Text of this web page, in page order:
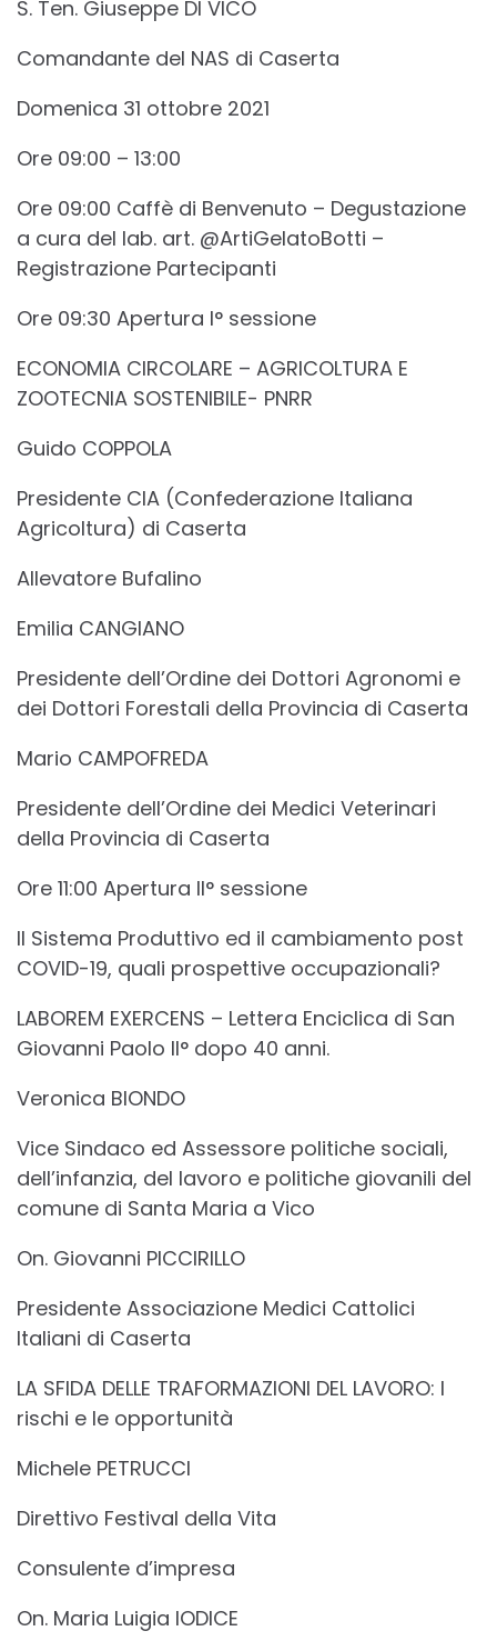
S. Ten. Giuseppe DI VICO
Comandante del NAS di Caserta
Domenica 31 ottobre 2021
Ore 09:00 – 13:00
Ore 09:00 Caffè di Benvenuto – Degustazione
a cura del lab. art. @ArtiGelatoBotti –
Registrazione Partecipanti
Ore 09:30 Apertura I° sessione
ECONOMIA CIRCOLARE – AGRICOLTURA E
ZOOTECNIA SOSTENIBILE- PNRR
Guido COPPOLA
Presidente CIA (Confederazione Italiana
Agricoltura) di Caserta
Allevatore Bufalino
Emilia CANGIANO
Presidente dell’Ordine dei Dottori Agronomi e
dei Dottori Forestali della Provincia di Caserta
Mario CAMPOFREDA
Presidente dell’Ordine dei Medici Veterinari
della Provincia di Caserta
Ore 11:00 Apertura II° sessione
Il Sistema Produttivo ed il cambiamento post
COVID-19, quali prospettive occupazionali?
LABOREM EXERCENS – Lettera Enciclica di San
Giovanni Paolo II° dopo 40 anni.
Veronica BIONDO
Vice Sindaco ed Assessore politiche sociali,
dell’infanzia, del lavoro e politiche giovanili del
comune di Santa Maria a Vico
On. Giovanni PICCIRILLO
Presidente Associazione Medici Cattolici
Italiani di Caserta
LA SFIDA DELLE TRAFORMAZIONI DEL LAVORO: I
rischi e le opportunità
Michele PETRUCCI
Direttivo Festival della Vita
Consulente d’impresa
On. Maria Luigia IODICE